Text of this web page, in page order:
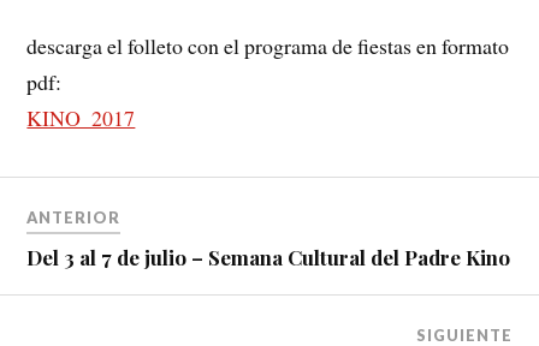
descarga el folleto con el programa de fiestas en formato
pdf:
KINO_2017
ANTERIOR
Del 3 al 7 de julio – Semana Cultural del Padre Kino
SIGUIENTE